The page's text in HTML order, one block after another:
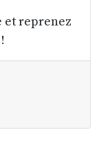
et reprenez